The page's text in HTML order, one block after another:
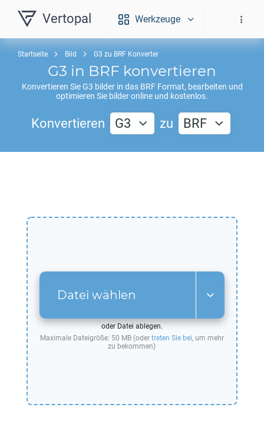
Vertopal Werkzeuge
Startseite Bild G3 zu BRF Konverter
G3 in BRF konvertieren
Konvertieren SieG3 bilder in das BRFFormat, bearbeiten und
optimieren Sie bilder online und kostenlos.
Konvertieren G3 zu BRF
Datei wählen
oder Datei ablegen.
Maximale Dateigröße: 50 MB (oder treten Sie bei, um mehr
zu bekommen)